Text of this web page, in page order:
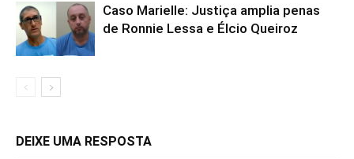
Caso Marielle: Justiça amplia penas
de Ronnie Lessa e Élcio Queiroz
DEIXE UMA RESPOSTA